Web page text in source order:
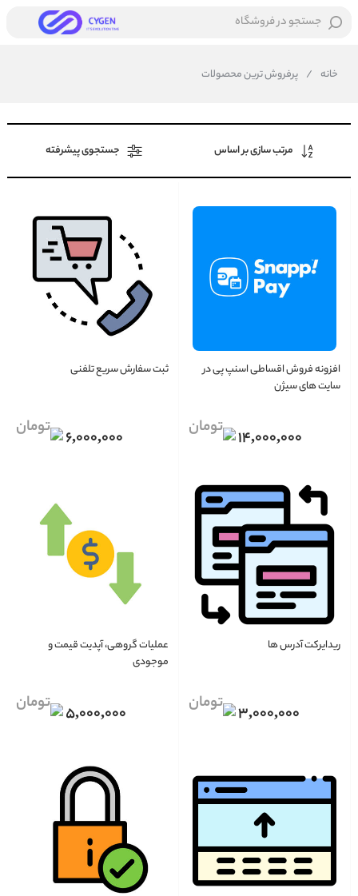
جستجو در فروشگاه
خانه / پرفروش ترین محصولات
مرتب سازی بر اساس جستجوی پیشرفته
افزونه فروش اقساطی اسنپ پی در
سایت های سیژن
14,000,000
ثبت سفارش سریع تلفنی
6,000,000
ریدایرکت آدرس ها
3,000,000
عملیات گروهی، آپدیت قیمت و
موجودی
5,000,000